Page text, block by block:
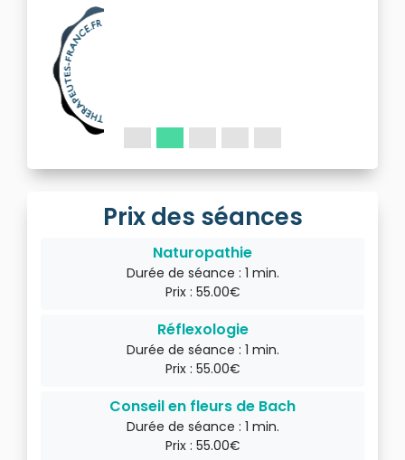
Prix des séances
Naturopathie
Durée de séance : 1 min.
Prix : 55.00€
Réflexologie
Durée de séance : 1 min.
Prix : 55.00€
Conseil en fleurs de Bach
Durée de séance : 1 min.
Prix : 55.00€